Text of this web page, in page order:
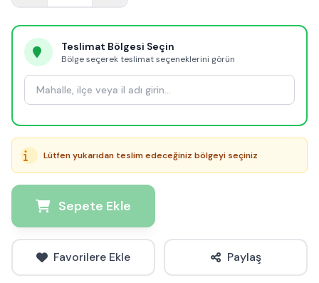
Teslimat Bölgesi Seçin
Bölge seçerek teslimat seçeneklerini görün
Lütfen yukarıdan teslim edeceğiniz bölgeyi seçiniz
Sepete Ekle
Favorilere Ekle Paylaş